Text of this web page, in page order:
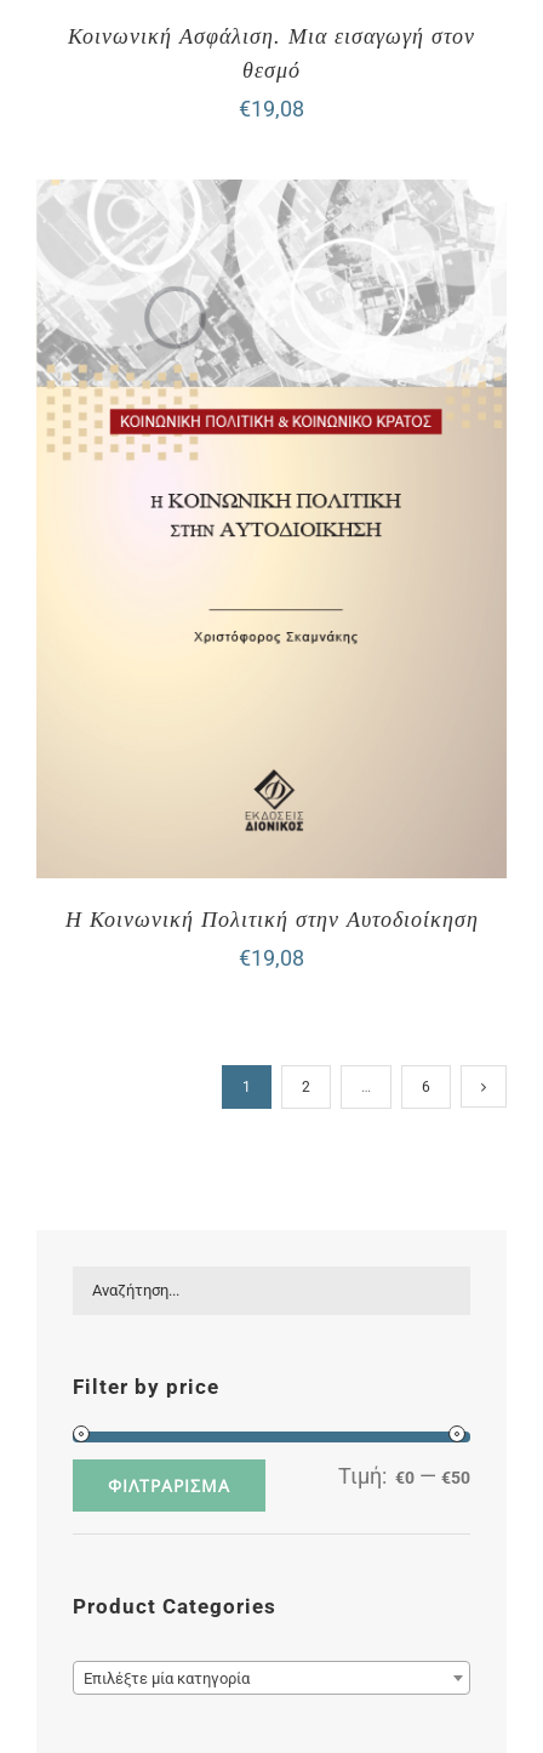
Κοινωνική Ασφάλιση. Μια εισαγωγή στον
θεσμό
€19,08
Η Κοινωνική Πολιτική στην Αυτοδιοίκηση
€19,08
1 2 … 6
Filter by price
ΦΙΛΤΡΆΡΙΣΜΑ Τιμή: €0 — €50
Product Categories
Επιλέξτε μία κατηγορία